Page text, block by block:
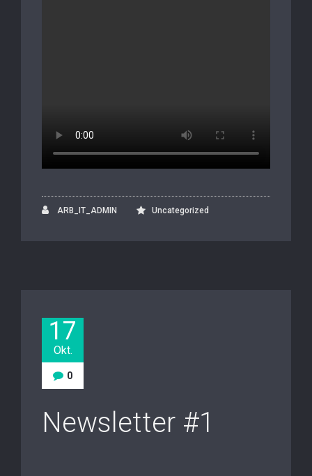
ARB_IT_ADMIN Uncategorized
17
Okt.
0
Newsletter #1